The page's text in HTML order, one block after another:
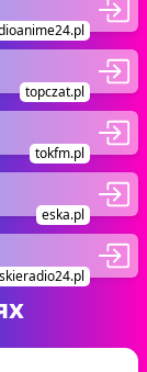
topczat.pl
tokfm.pl
eska.pl